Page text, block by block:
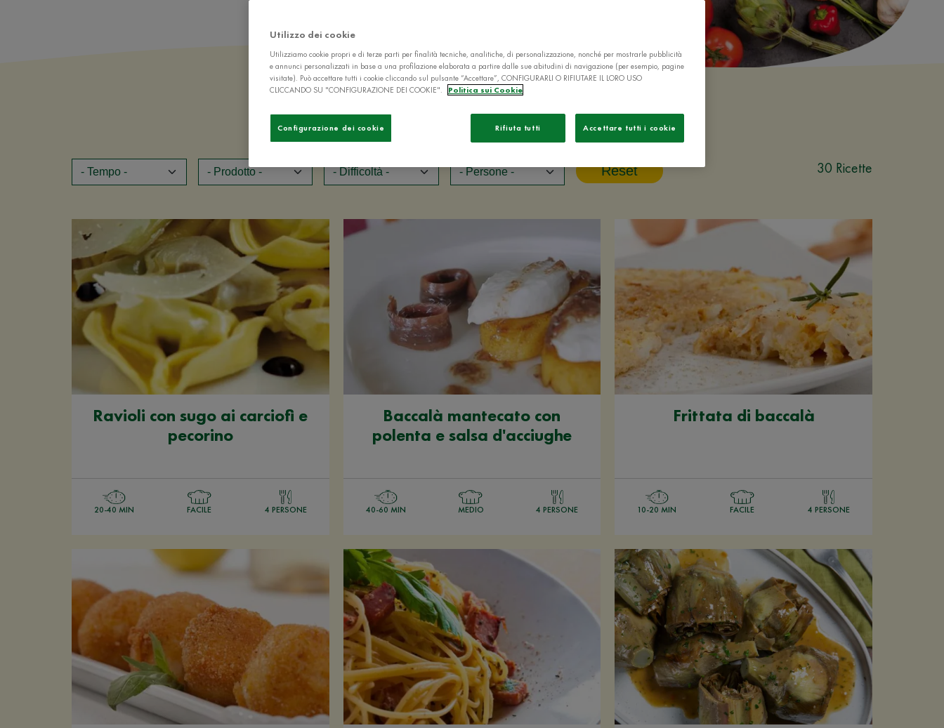
30 Ricette
Ravioli con sugo ai carciofi e
pecorino
20-40 MIN FACILE 4 PERSONE
Baccalà mantecato con
polenta e salsa d'acciughe
40-60 MIN MEDIO 4 PERSONE
Frittata di baccalà
10-20 MIN FACILE 4 PERSONE
Utilizzo dei cookie
Utilizziamo cookie propri e di terze parti per finalità tecniche, analitiche, di personalizzazione, nonché per mostrarle pubblicità
e annunci personalizzati in base a una profilazione elaborata a partire dalle sue abitudini di navigazione (per esempio, pagine
visitate). Può accettare tutti i cookie cliccando sul pulsante “Accettare”, CONFIGURARLI O RIFIUTARE IL LORO USO
CLICCANDO SU "CONFIGURAZIONE DEI COOKIE".
Politica sui Cookie
Rifiuta tutti Accettare tutti i cookie
Configurazione dei cookie